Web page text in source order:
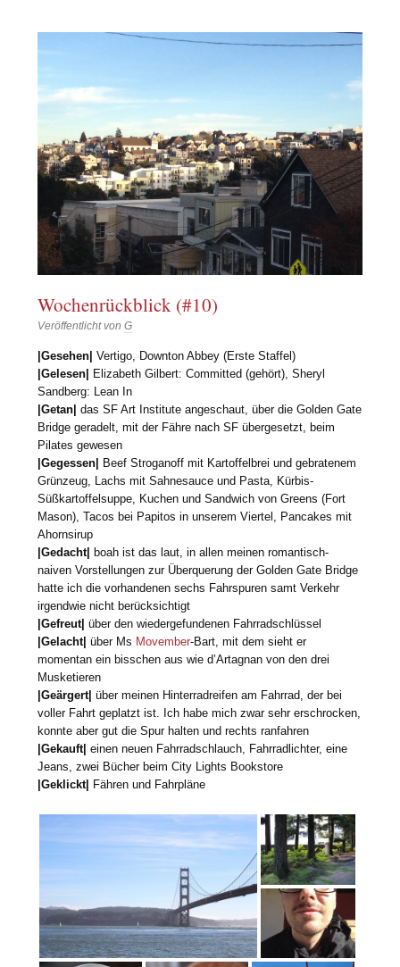
Wochenrückblick (#10)
Veröffentlicht vonG
|Gesehen| Vertigo, Downton Abbey (Erste Staffel)
|Gelesen| Elizabeth Gilbert: Committed (gehört), Sheryl
Sandberg: Lean In
|Getan| das SF Art Institute angeschaut, über die Golden Gate
Bridge geradelt, mit der Fähre nach SF übergesetzt, beim
Pilates gewesen
|Gegessen| Beef Stroganoff mit Kartoffelbrei und gebratenem
Grünzeug, Lachs mit Sahnesauce und Pasta, Kürbis-
Süßkartoffelsuppe, Kuchen und Sandwich von Greens (Fort
Mason), Tacos bei Papitos in unserem Viertel, Pancakes mit
Ahornsirup
|Gedacht| boah ist das laut, in allen meinen romantisch-
naiven Vorstellungen zur Überquerung der Golden Gate Bridge
hatte ich die vorhandenen sechs Fahrspuren samt Verkehr
irgendwie nicht berücksichtigt
|Gefreut| über den wiedergefundenen Fahrradschlüssel
|Gelacht| über Ms Movember-Bart, mit dem sieht er
momentan ein bisschen aus wie d’Artagnan von den drei
Musketieren
|Geärgert| über meinen Hinterradreifen am Fahrrad, der bei
voller Fahrt geplatzt ist. Ich habe mich zwar sehr erschrocken,
konnte aber gut die Spur halten und rechts ranfahren
|Gekauft| einen neuen Fahrradschlauch, Fahrradlichter, eine
Jeans, zwei Bücher beim City Lights Bookstore
|Geklickt| Fähren und Fahrpläne